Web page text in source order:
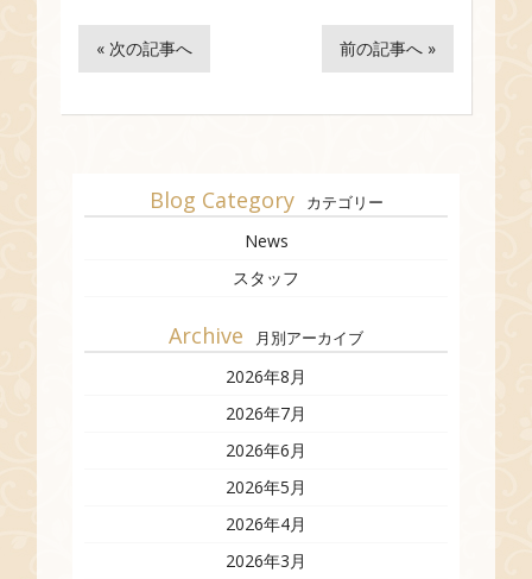
« 次の記事へ 前の記事へ »
Blog Category カテゴリー
News
スタッフ
Archive 月別アーカイブ
2026年8月
2026年7月
2026年6月
2026年5月
2026年4月
2026年3月